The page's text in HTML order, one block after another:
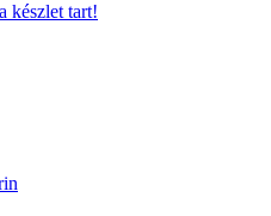
készlet tart!